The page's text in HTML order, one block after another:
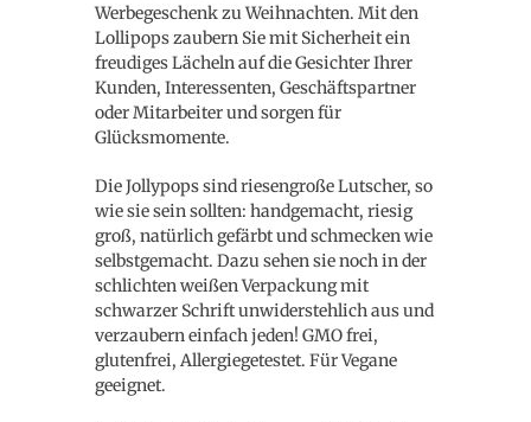
Werbegeschenk zu Weihnachten. Mit den
Lollipops zaubern Sie mit Sicherheit ein
freudiges Lächeln auf die Gesichter Ihrer
Kunden, Interessenten, Geschäftspartner
oder Mitarbeiter und sorgen für
Glücksmomente.
Die Jollypops sind riesengroße Lutscher, so
wie sie sein sollten: handgemacht, riesig
groß, natürlich gefärbt und schmecken wie
selbstgemacht. Dazu sehen sie noch in der
schlichten weißen Verpackung mit
schwarzer Schrift unwiderstehlich aus und
verzaubern einfach jeden! GMO frei,
glutenfrei, Allergiegetestet. Für Vegane
geeignet.